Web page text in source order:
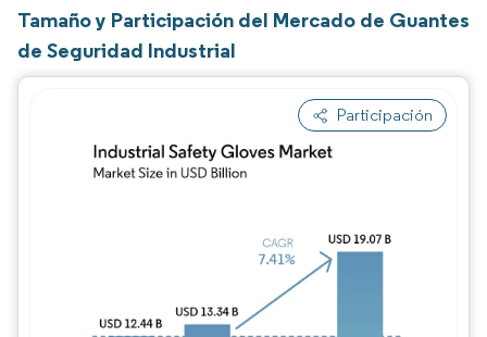
Tamaño y Participación del Mercado de Guantes
de Seguridad Industrial
Participación